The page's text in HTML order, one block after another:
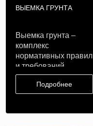
ВЫЕМКА ГРУНТА
Выемка грунта –
комплекс
нормативных правил
и требований,
обеспечивающих
техноло..Подробнее